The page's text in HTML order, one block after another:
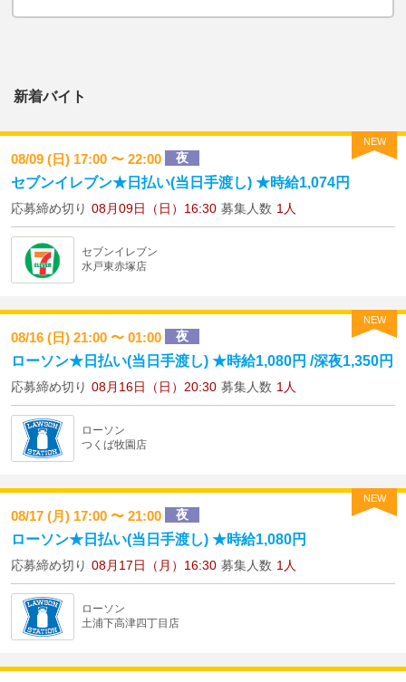
新着バイト
NEW
08/09 (日) 17:00 〜 22:00 夜
セブンイレブン★日払い(当日手渡し) ★時給1,074円
応募締め切り 08月09日（日）16:30 募集人数 1人
セブンイレブン
水戸東赤塚店
NEW
08/16 (日) 21:00 〜 01:00 夜
ローソン★日払い(当日手渡し) ★時給1,080円 /深夜1,350円
応募締め切り 08月16日（日）20:30 募集人数 1人
ローソン
つくば牧園店
NEW
08/17 (月) 17:00 〜 21:00 夜
ローソン★日払い(当日手渡し) ★時給1,080円
応募締め切り 08月17日（月）16:30 募集人数 1人
ローソン
土浦下高津四丁目店